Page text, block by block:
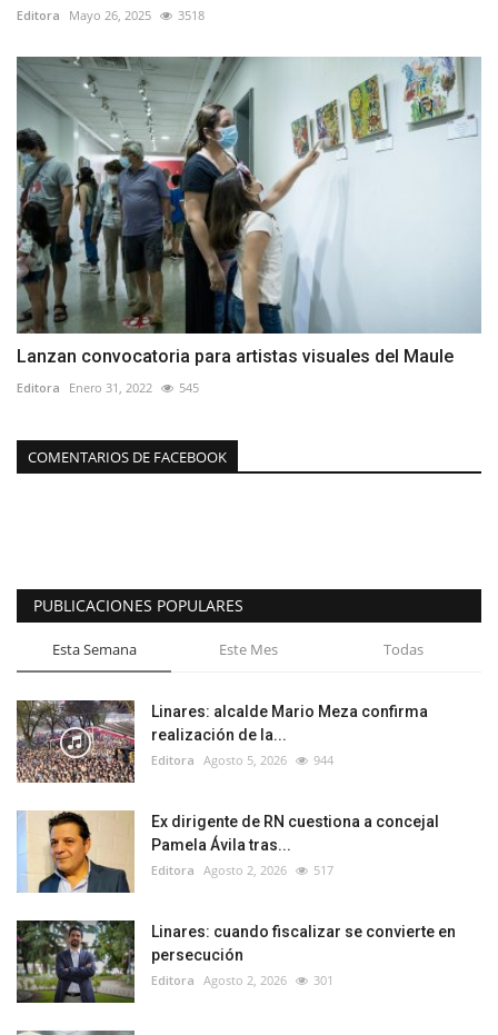
Editora Mayo 26, 2025 3518
Lanzan convocatoria para artistas visuales del Maule
Editora Enero 31, 2022 545
COMENTARIOS DE FACEBOOK
PUBLICACIONES POPULARES
Esta Semana Este Mes Todas
Linares: alcalde Mario Meza confirma
realización de la...
Editora Agosto 5, 2026 944
Ex dirigente de RN cuestiona a concejal
Pamela Ávila tras...
Editora Agosto 2, 2026 517
Linares: cuando fiscalizar se convierte en
persecución
Editora Agosto 2, 2026 301